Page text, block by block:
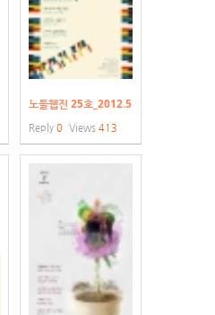
노들웹진 25호_2012.5
Reply 0 Views 413